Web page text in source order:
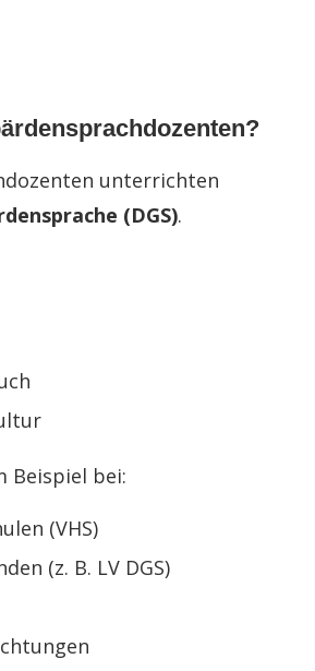
unterrichten
(DGS).
Beispiel bei:
(VHS)
(z. B. LV DGS)